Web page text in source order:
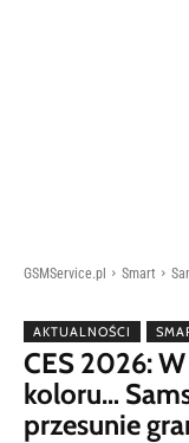
GSMService.pl Smart
AKTUALNOŚCI
CES 2026:
koloru…
przesunie